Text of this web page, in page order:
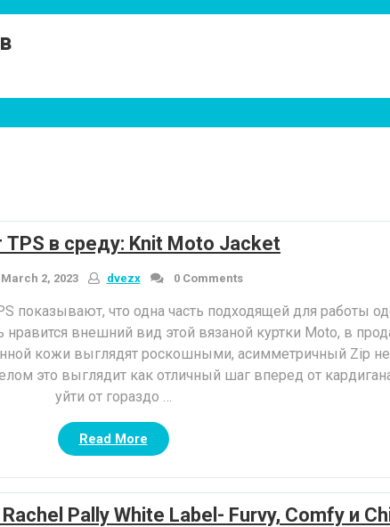
TPS в среду: Knit Moto Jacket
March 2, 2023 dvezx 0 Comments
показывают, что одна часть подходящей для работы
внешний вид этой вязаной куртки Moto, в
кожи выглядят роскошными, асимметричный Zip
это выглядит как отличный шаг вперед от
уйти от гораздо …
Read More“Отчет
TPS
в
среду:
Knit
Pally White Label- Furvy, Comfy и